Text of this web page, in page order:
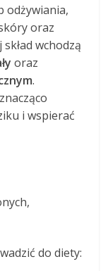
odżywiania,
oraz
wchodzą
oraz
.
i wspierać
do diety: